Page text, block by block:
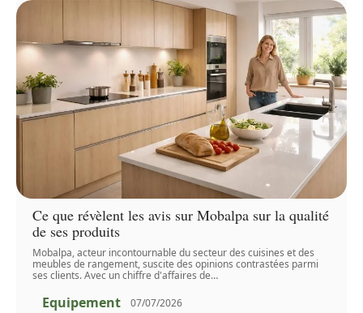
Ce que révèlent les avis sur Mobalpa sur la qualité
de ses produits
Mobalpa, acteur incontournable du secteur des cuisines et des
meubles de rangement, suscite des opinions contrastées parmi
ses clients. Avec un chiffre d'affaires de…
Equipement 07/07/2026